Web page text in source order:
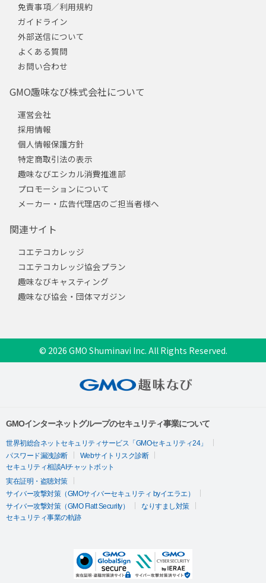
免責事項／利用規約
ガイドライン
外部送信について
よくある質問
お問い合わせ
GMO趣味なび株式会社について
運営会社
採用情報
個人情報保護方針
特定商取引法の表示
趣味なびエシカル消費推進部
プロモーションについて
メーカー・広告代理店のご担当者様へ
関連サイト
コエテコカレッジ
コエテコカレッジ協会プラン
趣味なびキャスティング
趣味なび協会・団体マガジン
© 2026 GMO Shuminavi Inc. All Rights Reserved.